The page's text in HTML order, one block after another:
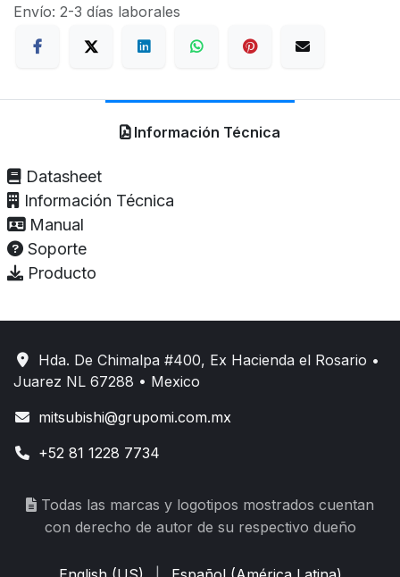
Envío: 2-3 días laborales
Información Técnica
Datasheet
Información Técnica
Manual
Soporte
Producto
Hda. De Chimalpa #400, Ex Hacienda el Rosario •
Juarez NL 67288 • Mexico
mitsubishi@grupomi.com.mx
+52 81 1228 7734
Todas las marcas y logotipos mostrados cuentan
con derecho de autor de su respectivo dueño